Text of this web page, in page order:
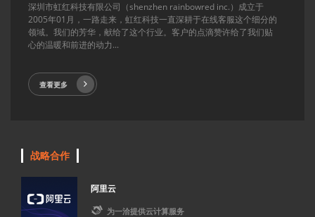
深圳市虹红科技有限公司（shenzhen rainbowred inc.）成立于
2005年01月，一路走来，虹红科技一直深耕于在线客服这个细分的
领域。我们的芳华，献给了这个行业。客户的点滴赞许给了我们贴
心的温暖和前进的动力...
查看更多
战略合作
阿里云
 为一洽提供云计算服务